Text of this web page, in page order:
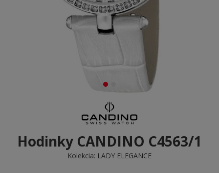
Hodinky CANDINO C4563/1
Kolekcia: LADY ELEGANCE